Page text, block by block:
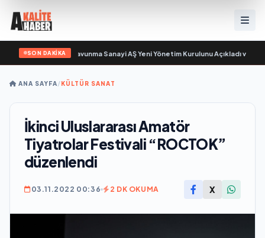
SON DAKİKA
• Açıkgöz Savunma Sanayi AŞ Yeni Yönetim Kurulunu Açıkladı ve
ANA SAYFA/KÜLTÜR SANAT
İkinci Uluslararası Amatör
Tiyatrolar Festivali “ROCTOK”
düzenlendi
03.11.2022 00:36 2 DK OKUMA X